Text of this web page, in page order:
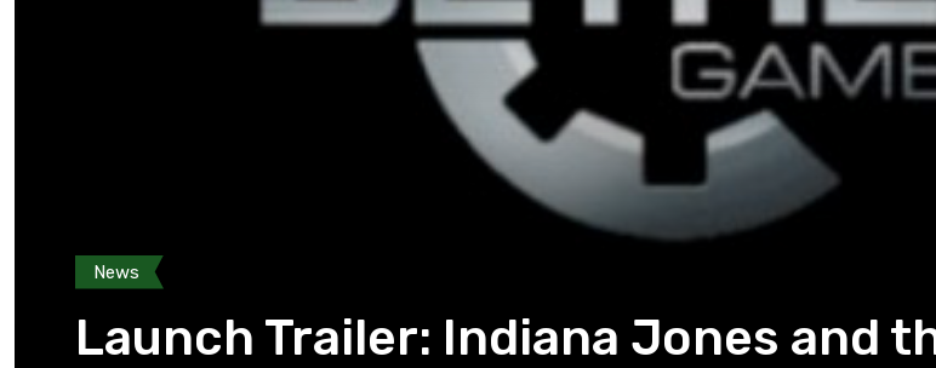
News
Launch Trailer: Indiana Jones and